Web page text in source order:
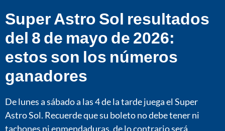
Super Astro Sol resultados
del 8 de mayo de 2026:
estos son los números
ganadores
De lunes a sábado a las 4 de la tarde juega el Super
Astro Sol. Recuerde que su boleto no debe tener ni
tachones ni enmendaduras, de lo contrario será